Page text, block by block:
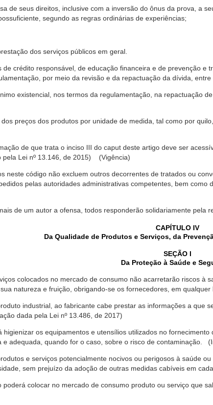
de seus direitos, inclusive com a inversão do ônus da prova, a
segundo as regras ordinárias de experiências;
dos serviços públicos em geral.
de crédito responsável, de educação financeira e de prevenção
por meio da revisão e da repactuação da dívida,
existencial, nos termos da regulamentação, na
dos preços dos produtos por unidade de medida, tal como por
de que trata o inciso III do caput deste artigo deve ser
Lei nº 13.146, de 2015) (Vigência)
neste código não excluem outros decorrentes de tratados ou
pelas autoridades administrativas competentes, bem
de um autor a ofensa, todos responderão solidariamente pela
CAPÍTULO IV
Da Qualidade de Produtos e Serviços, da
SEÇÃO I
Da Proteção à Saúde e
colocados no mercado de consumo não acarretarão riscos à
natureza e fruição, obrigando-se os fornecedores, em
industrial, ao fabricante cabe prestar as informações a que
dada pela Lei nº 13.486, de 2017)
higienizar os equipamentos e utensílios utilizados no
e adequada, quando for o caso, sobre o risco de contaminação.
e serviços potencialmente nocivos ou perigosos à saúde
sem prejuízo da adoção de outras medidas cabíveis em
poderá colocar no mercado de consumo produto ou serviço que